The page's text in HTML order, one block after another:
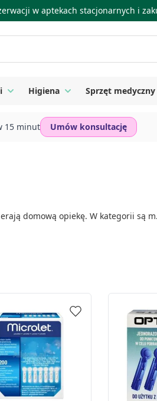
w aptekach stacjonarnych i
for Mama i dziecko
Toggle submenu for Kosmetyki
Higiena Toggle submenu for
Sprzęt medyczny
15 minut Umów konsultację
domową opiekę. W kategorii są